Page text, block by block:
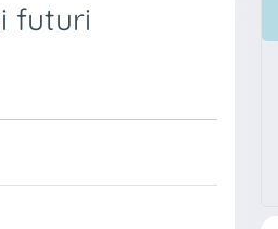
futuri